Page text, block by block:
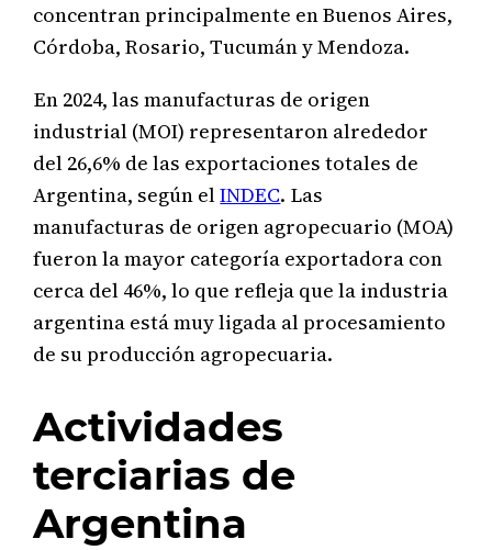
concentran principalmente en Buenos Aires,
Córdoba, Rosario, Tucumán y Mendoza.
En 2024, las manufacturas de origen
industrial (MOI) representaron alrededor
del 26,6% de las exportaciones totales de
Argentina, según elINDEC. Las
manufacturas de origen agropecuario (MOA)
fueron la mayor categoría exportadora con
cerca del 46%, lo que refleja que la industria
argentina está muy ligada al procesamiento
de su producción agropecuaria.
Actividades
terciarias de
Argentina